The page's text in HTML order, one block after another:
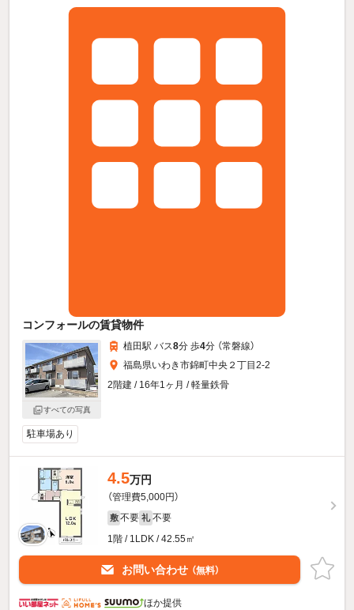
コンフォールの賃貸物件
すべての写真
植田駅 バス8分 歩4分 （常磐線）
福島県いわき市錦町中央２丁目2-2
2階建 / 16年1ヶ月 / 軽量鉄骨
駐車場あり
4.5万円
（管理費5,000円）
敷 不要 礼 不要
1階 / 1LDK / 42.55㎡
お問い合わせ （無料）
ほか提供